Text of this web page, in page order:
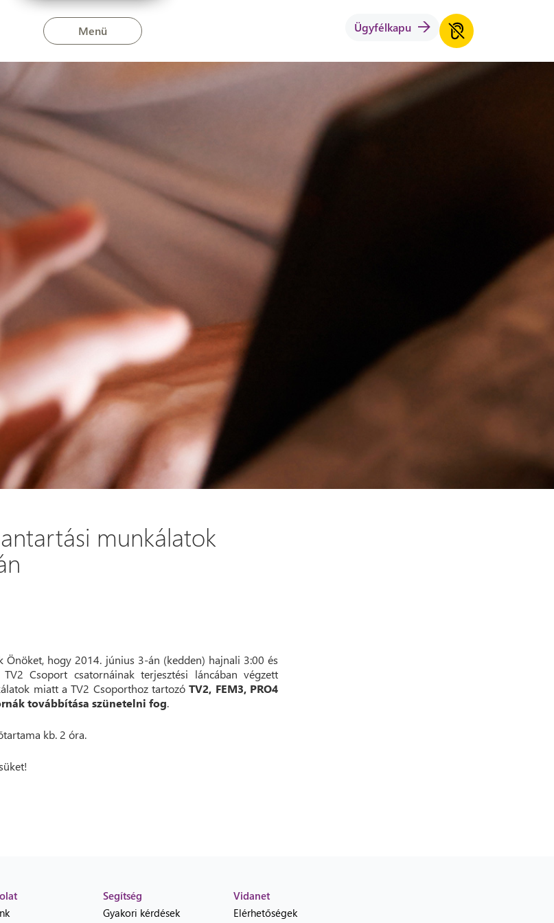
Menü Ügyfélkapu
3-án
munkálatok
Önöket, hogy 2014. június 3-án (kedden) hajnali 3:00 és
Csoport csatornáinak terjesztési láncában végzett
miatt a TV2 Csoporthoz tartozóTV2, FEM3, PRO4
továbbítása szünetelni fog.
kb. 2 óra.
Segítség
Gyakori kérdések
Vidanet
Elérhetőségek